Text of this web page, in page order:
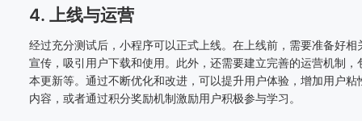
4. 上线与运营
经过充分测试后，小程序可以正式上线。在上线前，需要准备好
宣传，吸引用户下载和使用。此外，还需要建立完善的运营机制
本更新等。通过不断优化和改进，可以提升用户体验，增加用户
内容，或者通过积分奖励机制激励用户积极参与学习。